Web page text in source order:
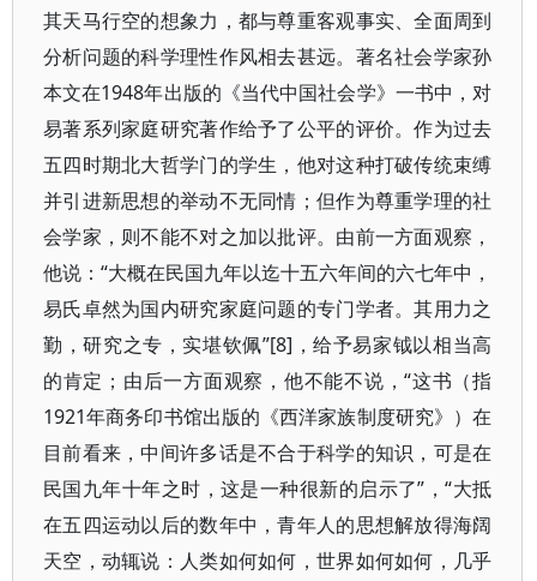
其天马行空的想象力，都与尊重客观事实、全面周到
分析问题的科学理性作风相去甚远。著名社会学家孙
本文在1948年出版的《当代中国社会学》一书中，对
易著系列家庭研究著作给予了公平的评价。作为过去
五四时期北大哲学门的学生，他对这种打破传统束缚
并引进新思想的举动不无同情；但作为尊重学理的社
会学家，则不能不对之加以批评。由前一方面观察，
他说：“大概在民国九年以迄十五六年间的六七年中，
易氏卓然为国内研究家庭问题的专门学者。其用力之
勤，研究之专，实堪钦佩”[8]，给予易家钺以相当高
的肯定；由后一方面观察，他不能不说，“这书（指
1921年商务印书馆出版的《西洋家族制度研究》）在
目前看来，中间许多话是不合于科学的知识，可是在
民国九年十年之时，这是一种很新的启示了”，“大抵
在五四运动以后的数年中，青年人的思想解放得海阔
天空，动辄说：人类如何如何，世界如何如何，几乎